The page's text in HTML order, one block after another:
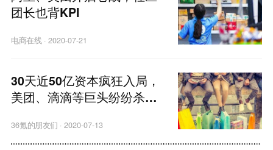
团长也背KPI
电商在线 · 2020-07-21
30天近50亿资本疯狂入局，
美团、滴滴等巨头纷纷杀
燃？
36氪的朋友们 ·2020-07-13